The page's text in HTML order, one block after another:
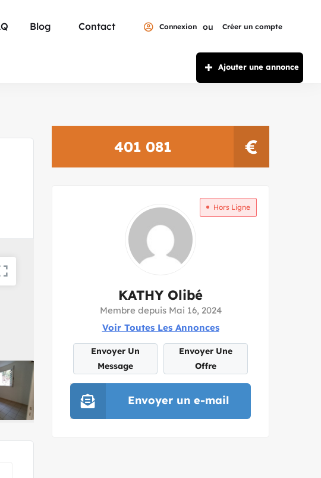
Blog Contact Connexion ou Créer un compte
Ajouter une annonce
401 081 €
Hors Ligne
KATHY Olibé
Membre depuis Mai 16, 2024
Voir Toutes Les Annonces
Envoyer Un
Message
Envoyer Une
Offre
Envoyer un e-mail